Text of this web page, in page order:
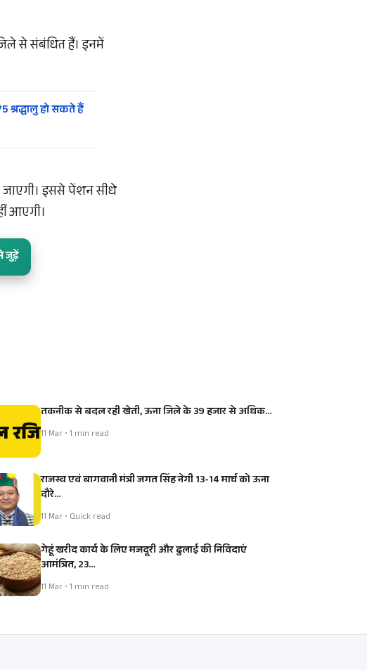
से संबंधित हैं। इनमें
श्रद्धालु हो सकते हैं
जाएगी। इससे पेंशन सीधे
आएगी।
जुड़ें
तकनीक से बदल रही खेती, ऊना जिले के 39 हजार से अधिक…
11 Mar • 1 min read
राजस्व एवं बागवानी मंत्री जगत सिंह नेगी 13-14 मार्च को ऊना
दौरे…
11 Mar • Quick read
गेहूं खरीद कार्य के लिए मजदूरी और ढुलाई की निविदाएं
आमंत्रित, 23…
11 Mar • 1 min read